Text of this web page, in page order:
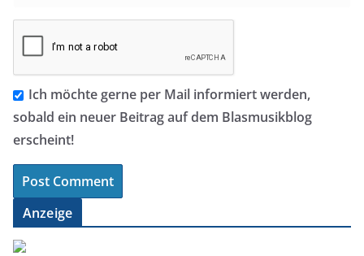
Ich möchte gerne per Mail informiert werden,
sobald ein neuer Beitrag auf dem Blasmusikblog
erscheint!
Anzeige